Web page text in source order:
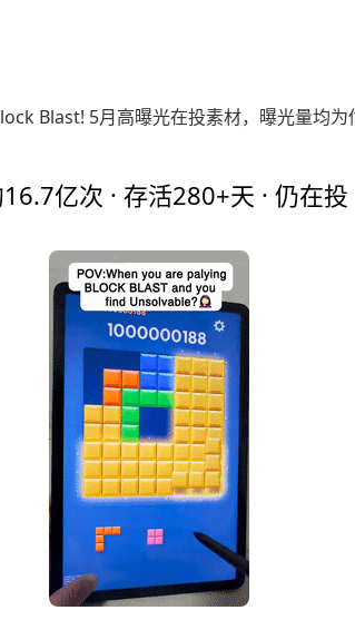
Blast! 5月高曝光在投素材，曝光量均为
亿次 · 存活280+天 · 仍在投